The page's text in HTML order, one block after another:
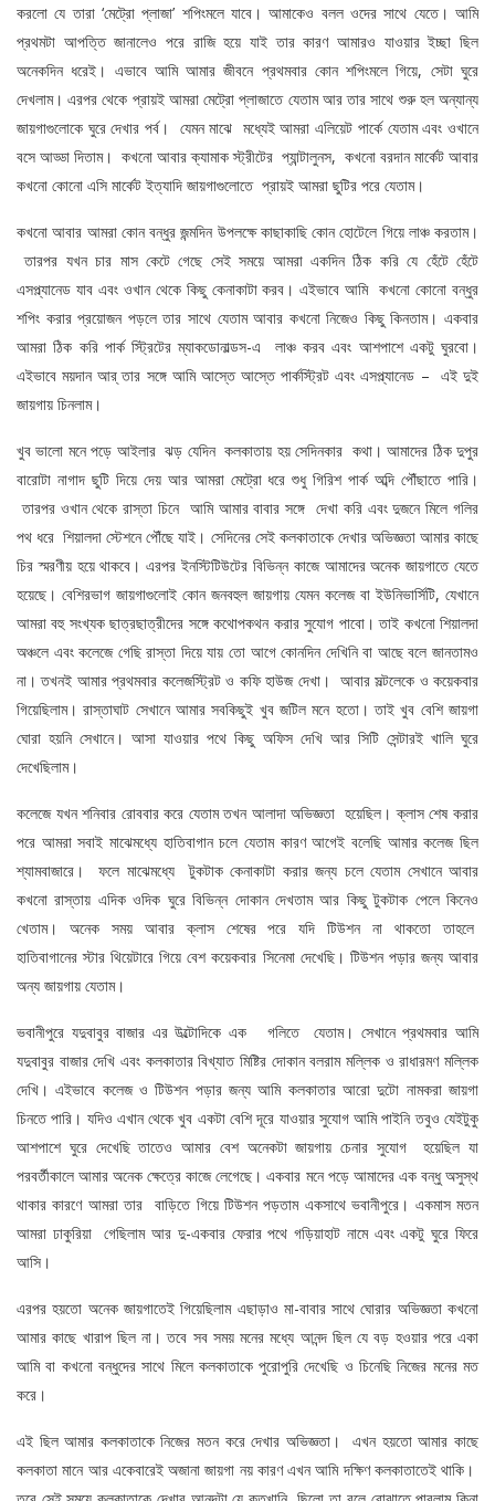
করলো যে তারা ‘মেট্রো প্লাজা’ শপিংমলে যাবে। আমাকেও বলল ওদের সাথে যেতে। আমি
প্রথমটা আপত্তি জানালেও পরে রাজি হয়ে যাই তার কারণ আমারও যাওয়ার ইচ্ছা ছিল
অনেকদিন ধরেই। এভাবে আমি আমার জীবনে প্রথমবার কোন শপিংমলে গিয়ে, সেটা ঘুরে
দেখলাম। এরপর থেকে প্রায়ই আমরা মেট্রো প্লাজাতে যেতাম আর তার সাথে শুরু হল অন্যান্য
জায়গাগুলোকে ঘুরে দেখার পর্ব। যেমন মাঝে মধ্যেই আমরা এলিয়েট পার্কে যেতাম এবং ওখানে
বসে আড্ডা দিতাম। কখনো আবার ক্যামাক স্ট্রীটের প্যান্টালুনস, কখনো বরদান মার্কেট আবার
কখনো কোনো এসি মার্কেট ইত্যাদি জায়গাগুলোতে প্রায়ই আমরা ছুটির পরে যেতাম।
কখনো আবার আমরা কোন বন্ধুর জন্মদিন উপলক্ষে কাছাকাছি কোন হোটেলে গিয়ে লাঞ্চ করতাম।
তারপর যখন চার মাস কেটে গেছে সেই সময়ে আমরা একদিন ঠিক করি যে হেঁটে হেঁটে
এসপ্ল্যানেড যাব এবং ওখান থেকে কিছু কেনাকাটা করব। এইভাবে আমি কখনো কোনো বন্ধুর
শপিং করার প্রয়োজন পড়লে তার সাথে যেতাম আবার কখনো নিজেও কিছু কিনতাম। একবার
আমরা ঠিক করি পার্ক স্ট্রিটের ম্যাকডোনাল্ডস-এ লাঞ্চ করব এবং আশপাশে একটু ঘুরবো।
এইভাবে ময়দান আর্ তার সঙ্গে আমি আস্তে আস্তে পার্কস্ট্রিট এবং এসপ্ল্যানেড – এই দুই
জায়গায় চিনলাম।
খুব ভালো মনে পড়ে আইলার ঝড় যেদিন কলকাতায় হয় সেদিনকার কথা। আমাদের ঠিক দুপুর
বারোটা নাগাদ ছুটি দিয়ে দেয় আর আমরা মেট্রো ধরে শুধু গিরিশ পার্ক অব্দি পৌঁছাতে পারি।
তারপর ওখান থেকে রাস্তা চিনে আমি আমার বাবার সঙ্গে দেখা করি এবং দুজনে মিলে গলির
পথ ধরে শিয়ালদা স্টেশনে পৌঁছে যাই। সেদিনের সেই কলকাতাকে দেখার অভিজ্ঞতা আমার কাছে
চির স্মরণীয় হয়ে থাকবে। এরপর ইনস্টিটিউটের বিভিন্ন কাজে আমাদের অনেক জায়গাতে যেতে
হয়েছে। বেশিরভাগ জায়গাগুলোই কোন জনবহুল জায়গায় যেমন কলেজ বা ইউনিভার্সিটি, যেখানে
আমরা বহু সংখ্যক ছাত্রছাত্রীদের সঙ্গে কথোপকথন করার সুযোগ পাবো। তাই কখনো শিয়ালদা
অঞ্চলে এবং কলেজে গেছি রাস্তা দিয়ে যায় তো আগে কোনদিন দেখিনি বা আছে বলে জানতামও
না। তখনই আমার প্রথমবার কলেজস্ট্রিট ও কফি হাউজ দেখা। আবার সল্টলেকে ও কয়েকবার
গিয়েছিলাম। রাস্তাঘাট সেখানে আমার সবকিছুই খুব জটিল মনে হতো। তাই খুব বেশি জায়গা
ঘোরা হয়নি সেখানে। আসা যাওয়ার পথে কিছু অফিস দেখি আর সিটি সেন্টারই খালি ঘুরে
দেখেছিলাম।
কলেজে যখন শনিবার রোববার করে যেতাম তখন আলাদা অভিজ্ঞতা হয়েছিল। ক্লাস শেষ করার
পরে আমরা সবাই মাঝেমধ্যে হাতিবাগান চলে যেতাম কারণ আগেই বলেছি আমার কলেজ ছিল
শ্যামবাজারে। ফলে মাঝেমধ্যে টুকটাক কেনাকাটা করার জন্য চলে যেতাম সেখানে আবার
কখনো রাস্তায় এদিক ওদিক ঘুরে বিভিন্ন দোকান দেখতাম আর কিছু টুকটাক পেলে কিনেও
খেতাম। অনেক সময় আবার ক্লাস শেষের পরে যদি টিউশন না থাকতো তাহলে
হাতিবাগানের স্টার থিয়েটারে গিয়ে বেশ কয়েকবার সিনেমা দেখেছি। টিউশন পড়ার জন্য আবার
অন্য জায়গায় যেতাম।
ভবানীপুরে যদুবাবুর বাজার এর উল্টোদিকে এক গলিতে যেতাম। সেখানে প্রথমবার আমি
যদুবাবুর বাজার দেখি এবং কলকাতার বিখ্যাত মিষ্টির দোকান বলরাম মল্লিক ও রাধারমণ মল্লিক
দেখি। এইভাবে কলেজ ও টিউশন পড়ার জন্য আমি কলকাতার আরো দুটো নামকরা জায়গা
চিনতে পারি। যদিও এখান থেকে খুব একটা বেশি দূরে যাওয়ার সুযোগ আমি পাইনি তবুও যেইটুকু
আশপাশে ঘুরে দেখেছি তাতেও আমার বেশ অনেকটা জায়গায় চেনার সুযোগ হয়েছিল যা
পরবর্তীকালে আমার অনেক ক্ষেত্রে কাজে লেগেছে। একবার মনে পড়ে আমাদের এক বন্ধু অসুস্থ
থাকার কারণে আমরা তার বাড়িতে গিয়ে টিউশন পড়তাম একসাথে ভবানীপুরে। একমাস মতন
আমরা ঢাকুরিয়া গেছিলাম আর দু-একবার ফেরার পথে গড়িয়াহাট নামে এবং একটু ঘুরে ফিরে
আসি।
এরপর হয়তো অনেক জায়গাতেই গিয়েছিলাম এছাড়াও মা-বাবার সাথে ঘোরার অভিজ্ঞতা কখনো
আমার কাছে খারাপ ছিল না। তবে সব সময় মনের মধ্যে আনন্দ ছিল যে বড় হওয়ার পরে একা
আমি বা কখনো বন্ধুদের সাথে মিলে কলকাতাকে পুরোপুরি দেখেছি ও চিনেছি নিজের মনের মত
করে।
এই ছিল আমার কলকাতাকে নিজের মতন করে দেখার অভিজ্ঞতা। এখন হয়তো আমার কাছে
কলকাতা মানে আর একেবারেই অজানা জায়গা নয় কারণ এখন আমি দক্ষিণ কলকাতাতেই থাকি।